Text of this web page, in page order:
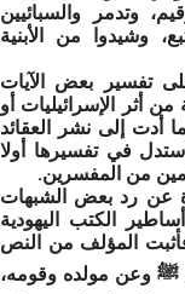
وتدمر والسبائيين
وشيدوا من الأبنية
تفسير بعض الآيات
من أثر الإسرائيليات أو
أدت إلى نشر العقائد
في تفسيرها أولا
من المفسرين.
عن رد بعض الشبهات
الكتب اليهودية
فأثبت المؤلف من النص
ﷺ وعن مولده وقومه،